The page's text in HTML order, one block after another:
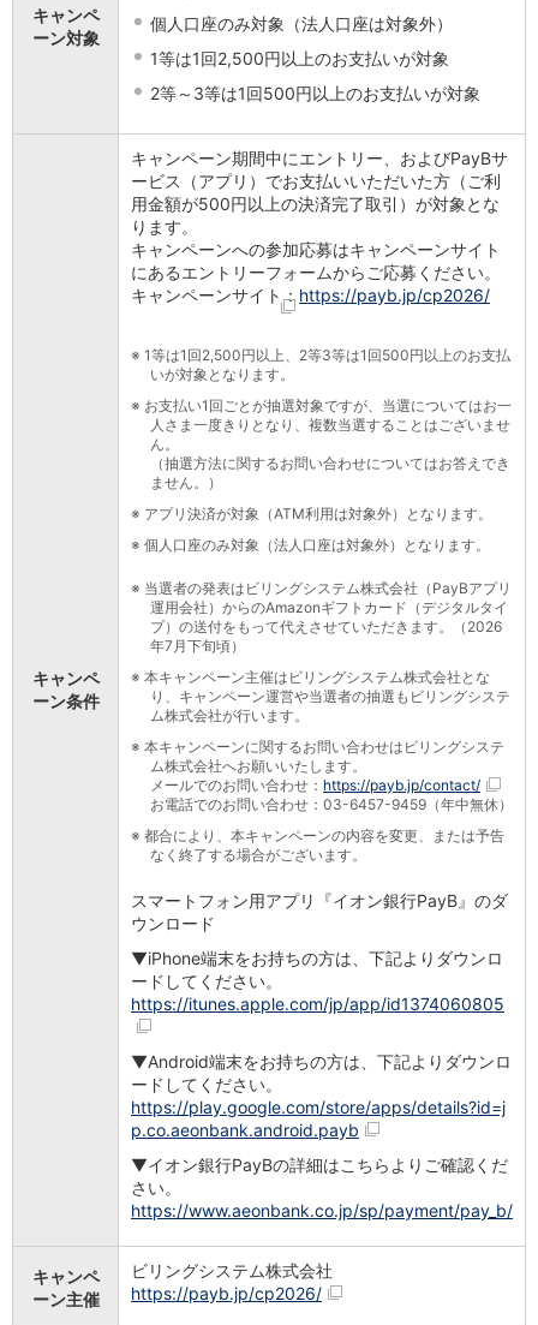
就業不能保険
認知症保険
国内旅行傷害保険
クレジットカード
インターネットバンキング
イオングループアプリ
口座振替サービス
WEB即時決済サービス
公営競技
サービス
相続・税務のご相談
関東／北陸・甲信越
茨城県
栃木県
キャンペ
ーン対象
個人口座のみ対象（法人口座は対象外）
1等は1回2,500円以上のお支払いが対象
2等～3等は1回500円以上のお支払いが対象
キャンペ
ーン条件
キャンペーン期間中にエントリー、およびPayBサ
ービス（アプリ）でお支払いいただいた方（ご利
用金額が500円以上の決済完了取引）が対象とな
ります。
キャンペーンへの参加応募はキャンペーンサイト
にあるエントリーフォームからご応募ください。
キャンペーンサイト： https://payb.jp/cp2026/
※ 1等は1回2,500円以上、2等3等は1回500円以上のお支払
いが対象となります。
※ お支払い1回ごとが抽選対象ですが、当選についてはお一
人さま一度きりとなり、複数当選することはございませ
ん。
（抽選方法に関するお問い合わせについてはお答えでき
ません。）
※ アプリ決済が対象（ATM利用は対象外）となります。
※ 個人口座のみ対象（法人口座は対象外）となります。
※ 当選者の発表はビリングシステム株式会社（PayBアプリ
運用会社）からのAmazonギフトカード（デジタルタイ
プ）の送付をもって代えさせていただきます。（2026
年7月下旬頃）
※ 本キャンペーン主催はビリングシステム株式会社とな
り、キャンペーン運営や当選者の抽選もビリングシステ
ム株式会社が行います。
※ 本キャンペーンに関するお問い合わせはビリングシステ
ム株式会社へお願いいたします。
メールでのお問い合わせ： https://payb.jp/contact/
お電話でのお問い合わせ：03-6457-9459（年中無休）
※ 都合により、本キャンペーンの内容を変更、または予告
なく終了する場合がございます。
スマートフォン用アプリ『イオン銀行PayB』のダ
ウンロード
▼iPhone端末をお持ちの方は、下記よりダウンロ
ードしてください。
https://itunes.apple.com/jp/app/id1374060805
▼Android端末をお持ちの方は、下記よりダウンロ
ードしてください。
https://play.google.com/store/apps/details?id=j
p.co.aeonbank.android.payb
▼イオン銀行PayBの詳細はこちらよりご確認くだ
さい。
https://www.aeonbank.co.jp/sp/payment/pay_b/
キャンペ
ーン主催
ビリングシステム株式会社
https://payb.jp/cp2026/